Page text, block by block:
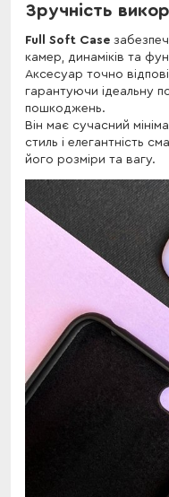
Зручність
Full Soft Case
камер, динаміків та
Аксесуар точно
гарантуючи ідеальну
пошкоджень.
Він має сучасний
стиль і елегантність
його розміри та вагу.